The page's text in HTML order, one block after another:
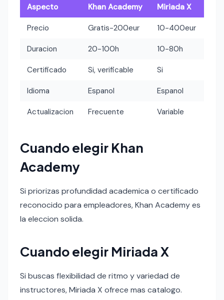
Aspecto Khan Academy Miriada X
Precio Gratis-200eur 10-400eur
Duracion 20-100h 10-80h
Certificado Si, verificable Si
Idioma Espanol Espanol
Actualizacion Frecuente Variable
Cuando elegir Khan
Academy
Si priorizas profundidad academica o certificado
reconocido para empleadores, Khan Academy es
la eleccion solida.
Cuando elegir Miriada X
Si buscas flexibilidad de ritmo y variedad de
instructores, Miriada X ofrece mas catalogo.